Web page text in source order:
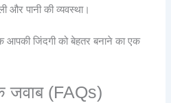
और पानी की व्यवस्था।
आपकी जिंदगी को बेहतर बनाने का एक
जवाब (FAQs)